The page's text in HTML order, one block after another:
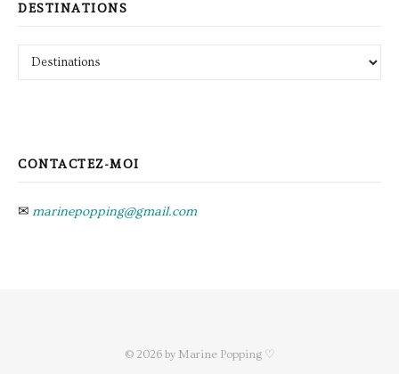
DESTINATIONS
Destinations
CONTACTEZ-MOI
✉ marinepopping@gmail.com
© 2026 by Marine Popping ♡